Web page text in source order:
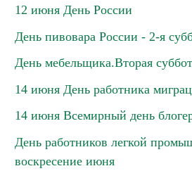
12 июня День России
День пивовара России - 2-я
День мебельщика.Вторая
14 июня День работника
14 июня Всемирный день
День работников легкой
воскресение июня